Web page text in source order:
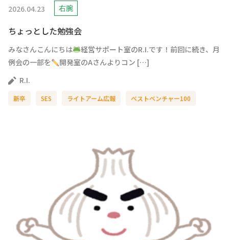
2026.04.23 右腕
ちょっとした勉強会
みなさんこんにちは
経営サポート室のR.I.です！前回に続き、月
例会の一部を
開発室のAさんよりコン […]
R.I.
新卒 SES ライトアーム広報 ベストベンチャー100